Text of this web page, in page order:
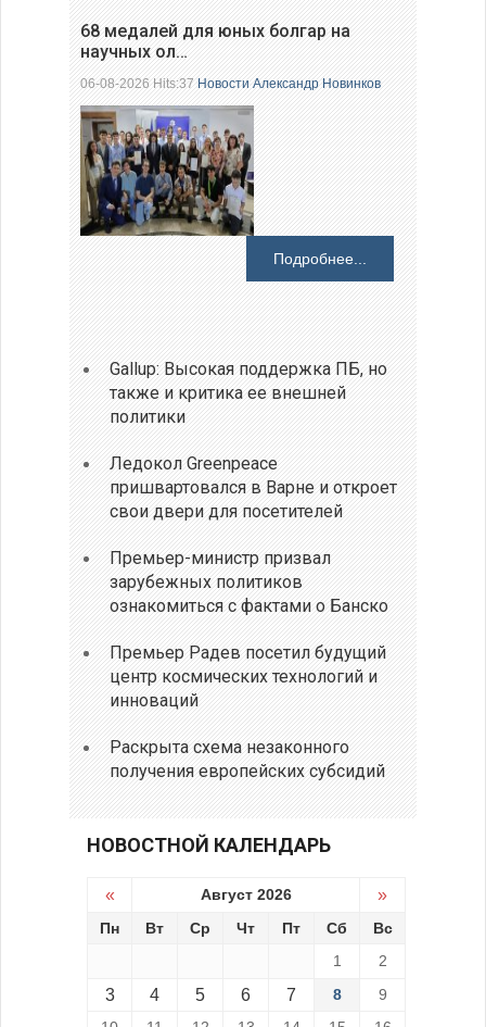
68 медалей для юных болгар на
научных ол…
06-08-2026 Hits:37Новости Александр Новинков
Подробнее...
Gallup: Высокая поддержка ПБ, но
также и критика ее внешней
политики
Ледокол Greenpeace
пришвартовался в Варне и откроет
свои двери для посетителей
Премьер-министр призвал
зарубежных политиков
ознакомиться с фактами о Банско
Премьер Радев посетил будущий
центр космических технологий и
инноваций
Раскрыта схема незаконного
получения европейских субсидий
НОВОСТНОЙ КАЛЕНДАРЬ
« Август 2026 »
Пн Вт Ср Чт Пт Сб
Вс
1
2
3 4 5 6 7 8
9